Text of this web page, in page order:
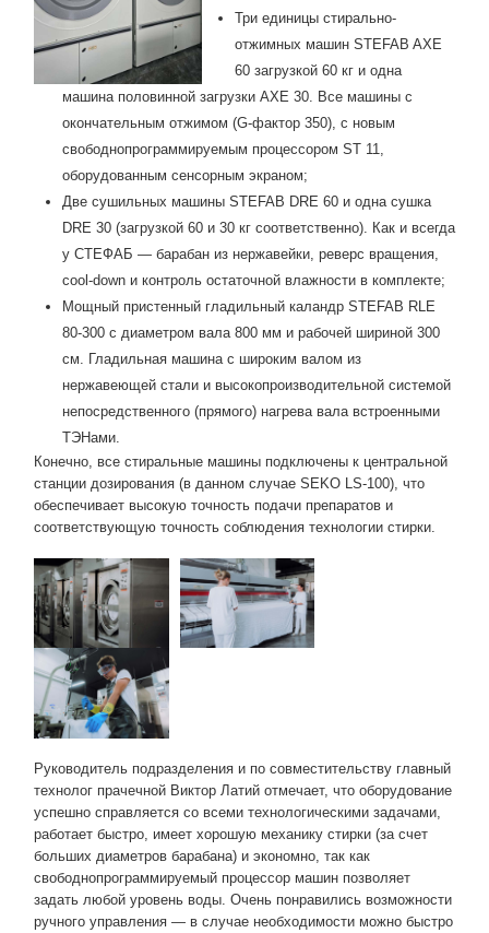
Три единицы стирально-
отжимных машин STEFAB AXE
60 загрузкой 60 кг и одна
машина половинной загрузки AXE 30. Все машины с
окончательным отжимом (G‑фактор 350), с новым
свободнопрограммируемым процессором ST 11,
оборудованным сенсорным экраном;
Две сушильных машины STEFAB DRE 60 и одна сушка
DRE 30 (загрузкой 60 и 30 кг соответственно). Как и всегда
у СТЕФАБ — барабан из нержавейки, реверс вращения,
cool-down и контроль остаточной влажности в комплекте;
Мощный пристенный гладильный каландр STEFAB RLE
80‑300 с диаметром вала 800 мм и рабочей шириной 300
см. Гладильная машина с широким валом из
нержавеющей стали и высокопроизводительной системой
непосредственного (прямого) нагрева вала встроенными
ТЭНами.
Конечно, все стиральные машины подключены к центральной
станции дозирования (в данном случае SEKO LS‑100), что
обеспечивает высокую точность подачи препаратов и
соответствующую точность соблюдения технологии стирки.
Руководитель подразделения и по совместительству главный
технолог прачечной Виктор Латий отмечает, что оборудование
успешно справляется со всеми технологическими задачами,
работает быстро, имеет хорошую механику стирки (за счет
больших диаметров барабана) и экономно, так как
свободнопрограммируемый процессор машин позволяет
задать любой уровень воды. Очень понравились возможности
ручного управления — в случае необходимости можно быстро